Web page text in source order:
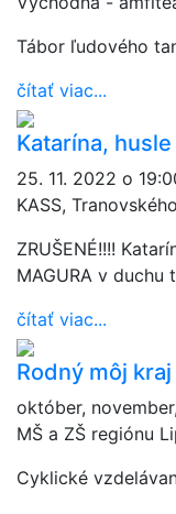
Tábor ľudového
čítať viac...
Katarína,
25. 11. 2022 o
KASS,
ZRUŠENÉ!!!!
MAGURA v
čítať viac...
Rodný môj kraj
október,
MŠ a ZŠ regiónu
Cyklické